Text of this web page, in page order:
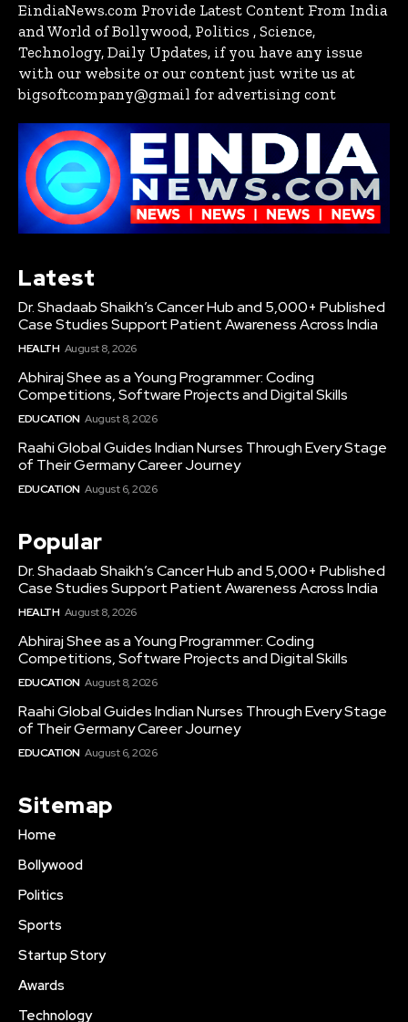
EindiaNews.com Provide Latest Content From India
and World of Bollywood, Politics , Science,
Technology, Daily Updates, if you have any issue
with our website or our content just write us at
bigsoftcompany@gmail for advertising cont
Latest
Dr. Shadaab Shaikh’s Cancer Hub and 5,000+ Published
Case Studies Support Patient Awareness Across India
HEALTH August 8, 2026
Abhiraj Shee as a Young Programmer: Coding
Competitions, Software Projects and Digital Skills
EDUCATION August 8, 2026
Raahi Global Guides Indian Nurses Through Every Stage
of Their Germany Career Journey
EDUCATION August 6, 2026
Popular
Dr. Shadaab Shaikh’s Cancer Hub and 5,000+ Published
Case Studies Support Patient Awareness Across India
HEALTH August 8, 2026
Abhiraj Shee as a Young Programmer: Coding
Competitions, Software Projects and Digital Skills
EDUCATION August 8, 2026
Raahi Global Guides Indian Nurses Through Every Stage
of Their Germany Career Journey
EDUCATION August 6, 2026
Sitemap
Home
Bollywood
Politics
Sports
Startup Story
Awards
Technology